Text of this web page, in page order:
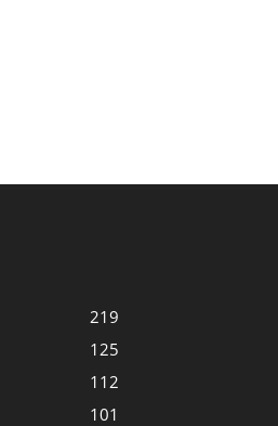
219
125
112
101